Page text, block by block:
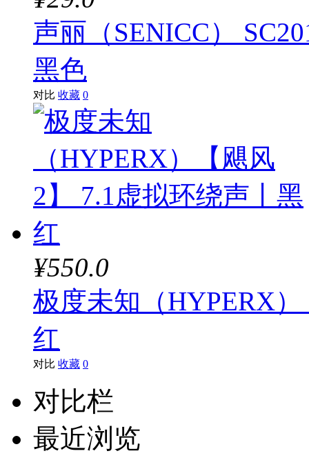
声丽（SENICC）
黑色
对比 收藏 0
¥550.0
极度未知（HYPERX
红
对比 收藏 0
对比栏
最近浏览